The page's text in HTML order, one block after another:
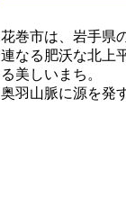
花巻市は、岩手県
連なる肥沃な北上
る美しいまち。
奥羽山脈に源を発